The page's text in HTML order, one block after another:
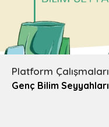
Genç Bilim Seyyahları